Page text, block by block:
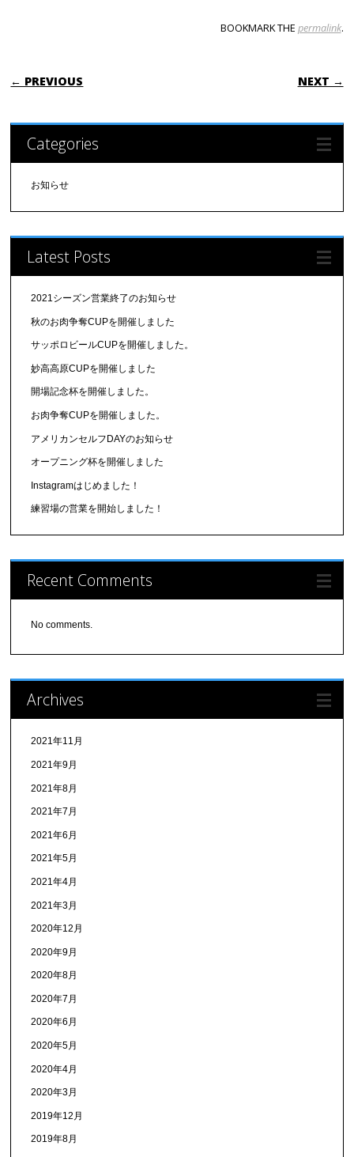
BOOKMARK THE permalink.
POST NAVIGATION
← PREVIOUS NEXT →
Categories
お知らせ
Latest Posts
2021シーズン営業終了のお知らせ
秋のお肉争奪CUPを開催しました
サッポロビールCUPを開催しました。
妙高高原CUPを開催しました
開場記念杯を開催しました。
お肉争奪CUPを開催しました。
アメリカンセルフDAYのお知らせ
オープニング杯を開催しました
Instagramはじめました！
練習場の営業を開始しました！
Recent Comments
No comments.
Archives
2021年11月
2021年9月
2021年8月
2021年7月
2021年6月
2021年5月
2021年4月
2021年3月
2020年12月
2020年9月
2020年8月
2020年7月
2020年6月
2020年5月
2020年4月
2020年3月
2019年12月
2019年8月